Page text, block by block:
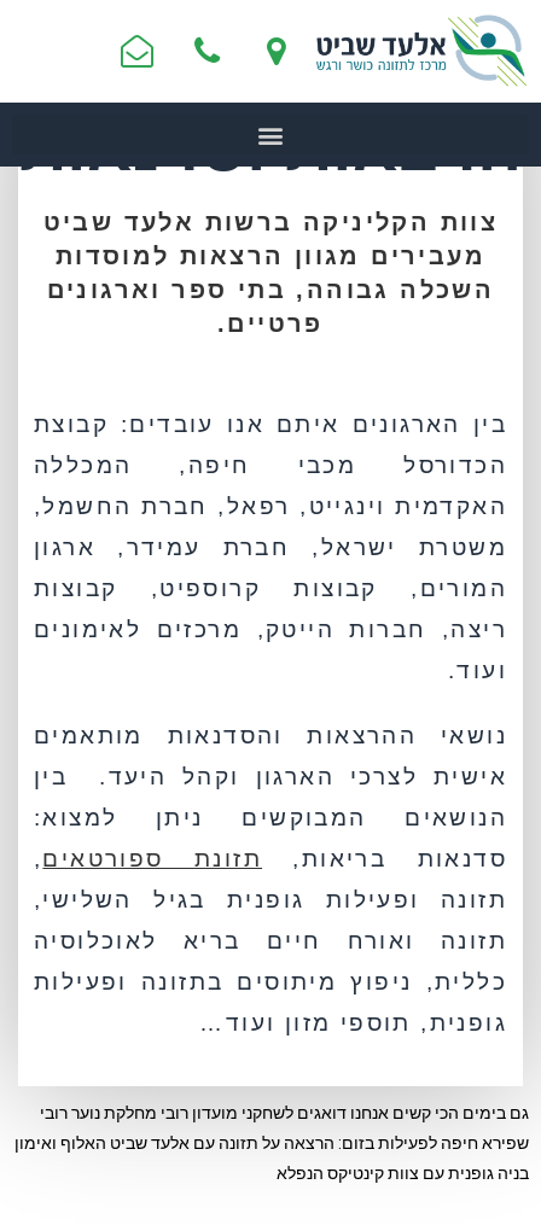
הרצאות וסדנאות
צוות הקליניקה ברשות אלעד שביט
מעבירים מגוון הרצאות למוסדות
השכלה גבוהה, בתי ספר וארגונים
פרטיים.
בין הארגונים איתם אנו עובדים: קבוצת
הכדורסל מכבי חיפה, המכללה
האקדמית וינגייט, רפאל, חברת החשמל,
משטרת ישראל, חברת עמידר, ארגון
המורים, קבוצות קרוספיט, קבוצות
ריצה, חברות הייטק, מרכזים לאימונים
ועוד.
נושאי ההרצאות והסדנאות מותאמים
אישית לצרכי הארגון וקהל היעד. בין
הנושאים המבוקשים ניתן למצוא:
סדנאות בריאות,
תזונת ספורטאים,
תזונה ופעילות גופנית בגיל השלישי,
תזונה ואורח חיים בריא לאוכלוסיה
כללית, ניפוץ מיתוסים בתזונה ופעילות
גופנית, תוספי מזון ועוד…
גם בימים הכי קשים אנחנו דואגים לשחקני מועדון רובימחלקת נוער רובי
שפירא חיפהלפעילות בזום: הרצאה על תזונה עם אלעד שביט האלוף ואימון
בניה גופנית עם צוות קינטיקס הנפלא